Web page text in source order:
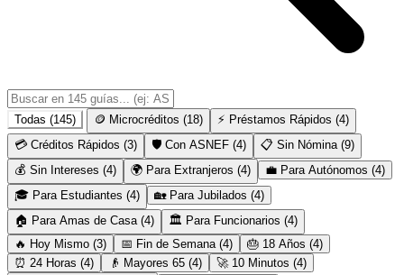
Todas (145) 🪙 Microcréditos (18)
⚡ Préstamos Rápidos (4)
💳 Créditos Rápidos (3)
🛡️ Con ASNEF (4)
📋 Sin Nómina (9)
💰 Sin Intereses (4)
🌍 Para Extranjeros (4)
💼 Para Autónomos (4)
🎓 Para Estudiantes (4)
🏡 Para Jubilados (4)
🏠 Para Amas de Casa (4)
🏛️ Para Funcionarios (4)
🔥 Hoy Mismo (3)
📅 Fin de Semana (4)
🎂 18 Años (4)
⏰ 24 Horas (4)
👴 Mayores 65 (4)
🚀 10 Minutos (4)